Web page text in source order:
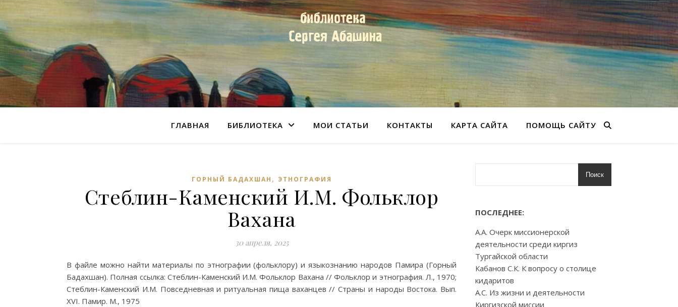
ГЛАВНАЯ БИБЛИОТЕКА МОИ СТАТЬИ КОНТАКТЫ КАРТА САЙТА ПОМОЩЬ САЙТУ
ГОРНЫЙ БАДАХШАН , ЭТНОГРАФИЯ
Стеблин-Каменский И.М. Фольклор
Вахана
30 апреля, 2025
В файле можно найти материалы по этнографии (фольклору) и языкознанию народов Памира (Горный
Бадахшан). Полная ссылка: Стеблин-Каменский И.М. Фольклор Вахана // Фольклор и этнография. Л., 1970;
Стеблин-Каменский И.М. Повседневная и ритуальная пища ваханцев // Страны и народы Востока. Вып.
XVI. Памир. М., 1975
Поиск
ПОСЛЕДНЕЕ:
А.А. Очерк миссионерской
деятельности среди киргиз
Тургайской области
Кабанов С.К. К вопросу о столице
кидаритов
А.С. Из жизни и деятельности
Киргизской миссии